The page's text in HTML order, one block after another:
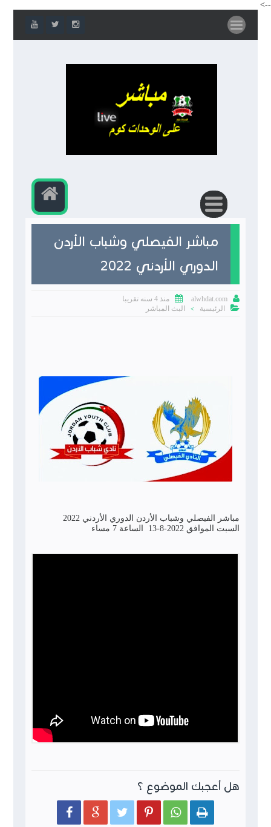
-->
مباشر الفيصلي وشباب الأردن
الدوري الأردني 2022

alwhdat.com

منذ 4 سنه تقريبا

الرئيسية > البث المباشر
مباشر الفيصلي وشباب الأردن الدوري الأردني 2022
السبت الموافق 2022-8-13 الساعة 7 مساء
هل أعجبك الموضوع ؟
     